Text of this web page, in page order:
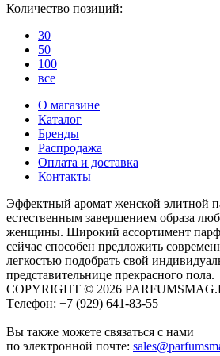
Количество позиций:
30
50
100
все
О магазине
Каталог
Бренды
Распродажа
Оплата и доставка
Контакты
Эффектный аромат женской элитной
естественным завершением образа
женщины. Широкий ассортимент
сейчас способен предложить
легкостью подобрать свой
представительнице прекрасного пола.
COPYRIGHT © 2026
Tелефон: +7 (929) 641-83-55
Вы также можете связаться с нами
по электронной почте: